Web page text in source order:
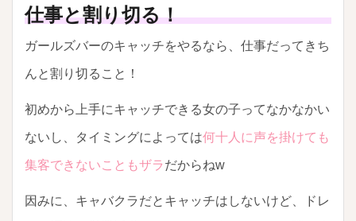
仕事と割り切る！
ガールズバーのキャッチをやるなら、仕事だってきち
んと割り切ること！
初めから上手にキャッチできる女の子ってなかなかい
ないし、タイミングによっては何十人に声を掛けても
集客できないこともザラだからねw
因みに、キャバクラだとキャッチはしないけど、ドレ